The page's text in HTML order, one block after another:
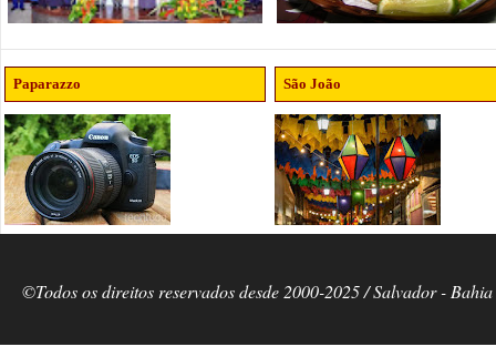
Paparazzo São João
©Todos os direitos reservados desde 2000-2025 / Salvador -